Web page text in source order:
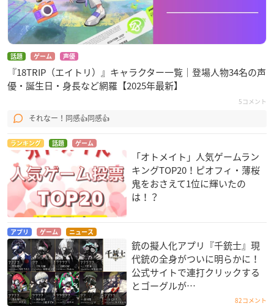
話題 ゲーム 声優
『18TRIP（エイトリ）』キャラクター一覧｜登場人物34名の声
優・誕生日・身長など網羅【2025年最新】
5コメント
それなー！同感👍同感👍
ランキング 話題 ゲーム
「オトメイト」人気ゲームラン
キングTOP20！ピオフィ・薄桜
鬼をおさえて1位に輝いたの
は！？
アプリ ゲーム ニュース
銃の擬人化アプリ『千銃士』現
代銃の全身がついに明らかに！
公式サイトで連打クリックする
とゴーグルが…
82コメント